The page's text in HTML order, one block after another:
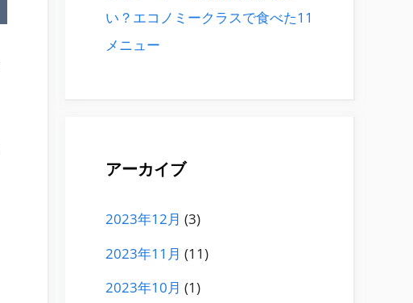
い？エコノミークラスで食べた11
メニュー
アーカイブ
2023年12月 (3)
2023年11月 (11)
2023年10月 (1)